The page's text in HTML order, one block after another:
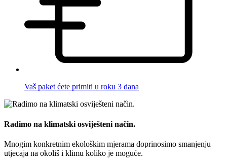
Vaš paket ćete primiti u roku 3 dana
Radimo na klimatski osviješteni način.
Mnogim konkretnim ekološkim mjerama doprinosimo smanjenju
utjecaja na okoliš i klimu koliko je moguće.